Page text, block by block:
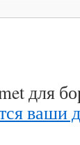
для
ваши